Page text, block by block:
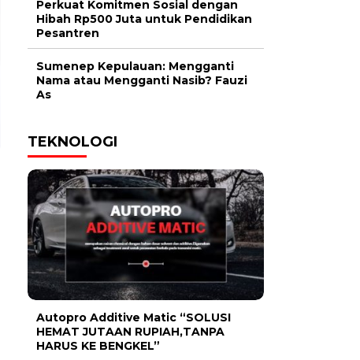
Perkuat Komitmen Sosial dengan
Hibah Rp500 Juta untuk Pendidikan
Pesantren
Sumenep Kepulauan: Mengganti
Nama atau Mengganti Nasib? Fauzi
As
TEKNOLOGI
Autopro Additive Matic “SOLUSI
HEMAT JUTAAN RUPIAH,TANPA
HARUS KE BENGKEL”